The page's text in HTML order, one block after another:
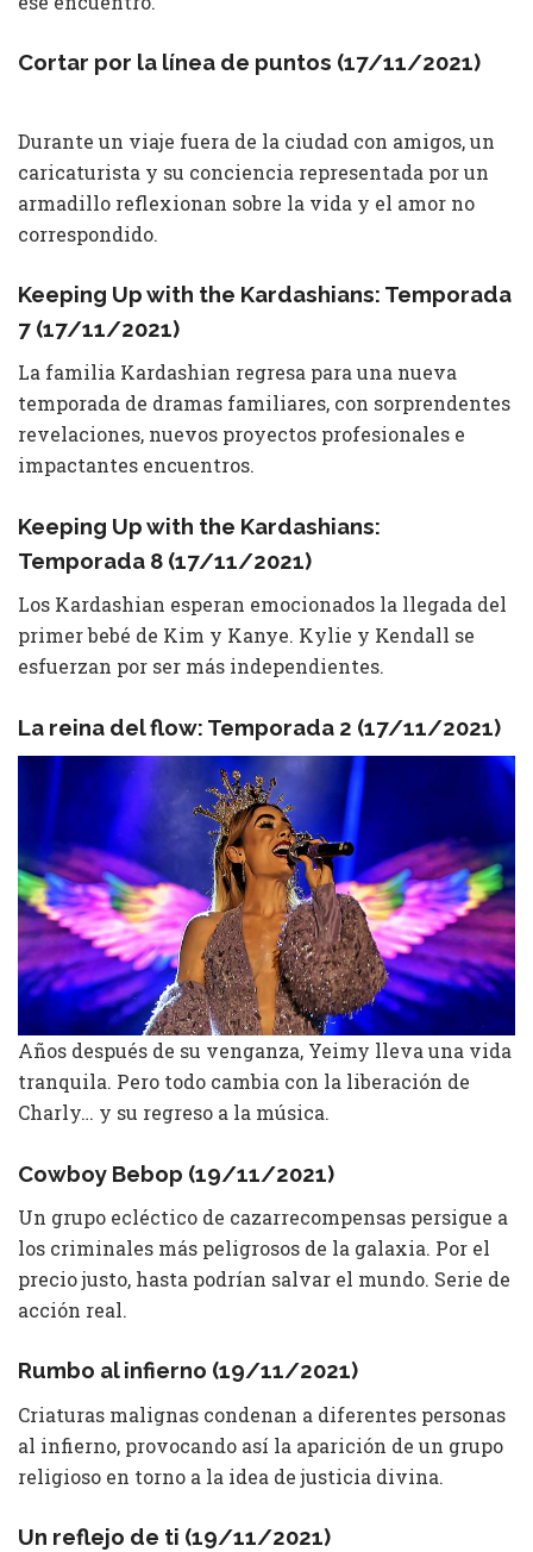
Cortar por la línea de puntos (17/11/2021)
Durante un viaje fuera de la ciudad con amigos, un
caricaturista y su conciencia representada por un
armadillo reflexionan sobre la vida y el amor no
correspondido.
Keeping Up with the Kardashians: Temporada
7 (17/11/2021)
La familia Kardashian regresa para una nueva
temporada de dramas familiares, con sorprendentes
revelaciones, nuevos proyectos profesionales e
impactantes encuentros.
Keeping Up with the Kardashians:
Temporada 8 (17/11/2021)
Los Kardashian esperan emocionados la llegada del
primer bebé de Kim y Kanye. Kylie y Kendall se
esfuerzan por ser más independientes.
La reina del flow: Temporada 2 (17/11/2021)
Años después de su venganza, Yeimy lleva una vida
tranquila. Pero todo cambia con la liberación de
Charly… y su regreso a la música.
Cowboy Bebop (19/11/2021)
Un grupo ecléctico de cazarrecompensas persigue a
los criminales más peligrosos de la galaxia. Por el
precio justo, hasta podrían salvar el mundo. Serie de
acción real.
Rumbo al infierno (19/11/2021)
Criaturas malignas condenan a diferentes personas
al infierno, provocando así la aparición de un grupo
religioso en torno a la idea de justicia divina.
Un reflejo de ti (19/11/2021)